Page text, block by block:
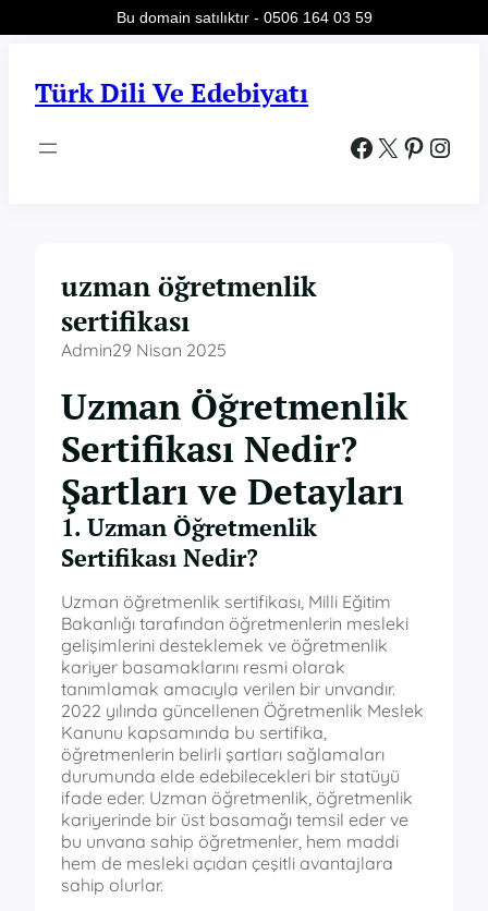
Türk Dili Ve Edebiyatı
Facebook X Pinterest Instagram
uzman öğretmenlik
sertifikası
Admin29 Nisan 2025
Uzman Öğretmenlik
Sertifikası Nedir?
Şartları ve Detayları
1. Uzman Öğretmenlik
Sertifikası Nedir?
Uzman öğretmenlik sertifikası, Milli Eğitim
Bakanlığı tarafından öğretmenlerin mesleki
gelişimlerini desteklemek ve öğretmenlik
kariyer basamaklarını resmi olarak
tanımlamak amacıyla verilen bir unvandır.
2022 yılında güncellenen Öğretmenlik Meslek
Kanunu kapsamında bu sertifika,
öğretmenlerin belirli şartları sağlamaları
durumunda elde edebilecekleri bir statüyü
ifade eder. Uzman öğretmenlik, öğretmenlik
kariyerinde bir üst basamağı temsil eder ve
bu unvana sahip öğretmenler, hem maddi
hem de mesleki açıdan çeşitli avantajlara
sahip olurlar.
Bu domain satılıktır - 0506 164 03 59